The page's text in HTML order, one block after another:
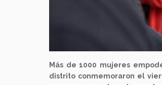
Más de 1000 mujeres
distrito conmemoraron el